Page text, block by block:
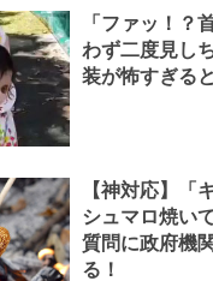
「ファッ！？
わず二度見し
装が怖すぎる
【神対応】「
シュマロ焼い
質問に政府機
る！